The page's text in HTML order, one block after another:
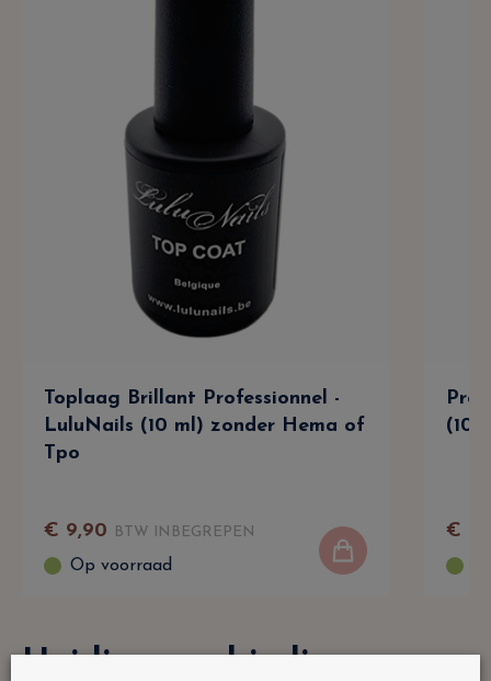
Toplaag Brillant Professionnel -
LuluNails (10 ml) zonder Hema of
Tpo
€ 9,90 BTW INBEGREPEN
Op voorraad
(10
€
Huidige aanbiedingen